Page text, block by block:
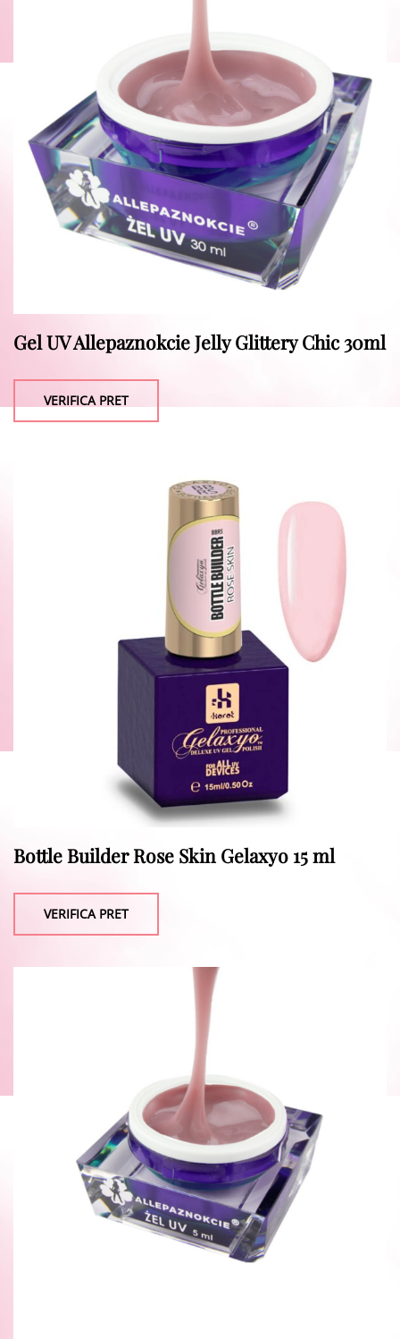
Gel UV Allepaznokcie Jelly Glittery Chic 30ml
VERIFICA PRET
Bottle Builder Rose Skin Gelaxyo 15 ml
VERIFICA PRET